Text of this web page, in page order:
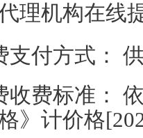
理机构在线
付方式：
费标准：
》计价格